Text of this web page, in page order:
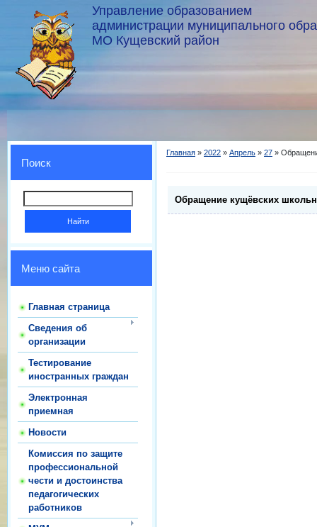
Управление образованием
администрации муниципального
МО Кущевский район
Поиск
Меню сайта
Главная страница
Сведения об
организации
Тестирование
иностранных граждан
Электронная
приемная
Новости
Комиссия по защите
профессиональной
чести и достоинства
педагогических
работников
Главная » 2022 » Апрель » 27 »
Обращение кущёвских